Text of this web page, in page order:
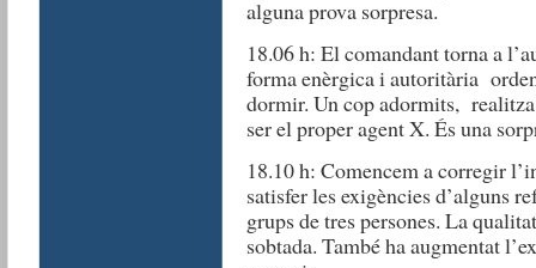
alguna prova sorpresa.
18.06 h: El comandant torna a
forma enèrgica i autoritària
dormir. Un cop adormits,
ser el proper agent X. És una
18.10 h: Comencem a corregir
satisfer les exigències d’alguns
grups de tres persones. La
sobtada. També ha augmentat